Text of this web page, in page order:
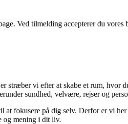
Ved tilmelding accepterer du
vi efter at skabe et rum, hvor
sundhed, velvære, rejser og
at fokusere på dig selv. Derfor er vi
og mening i dit liv.